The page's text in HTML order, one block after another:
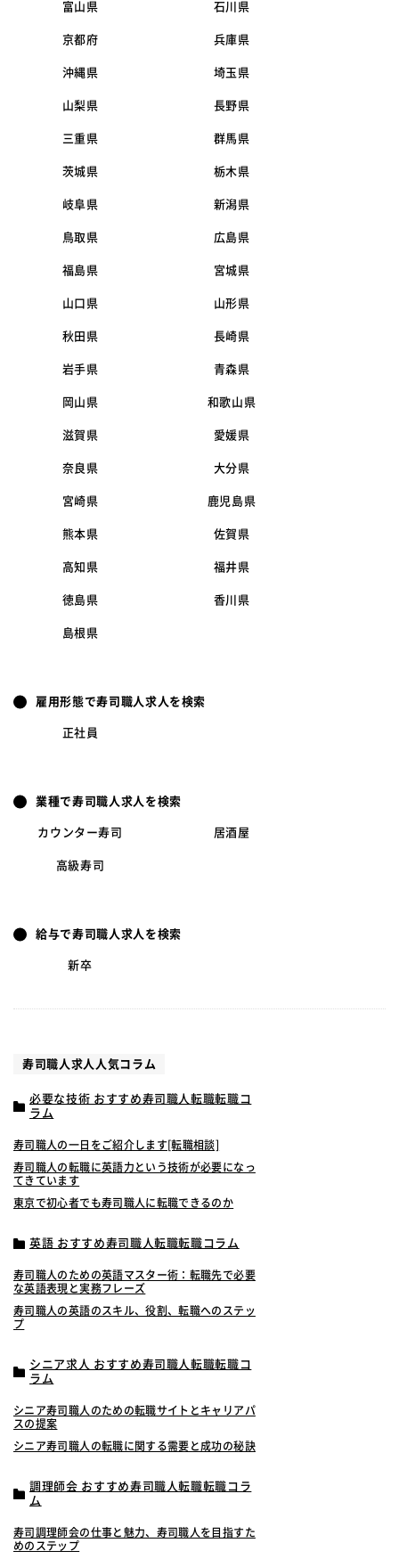
富山県 石川県
京都府 兵庫県
沖縄県 埼玉県
山梨県 長野県
三重県 群馬県
茨城県 栃木県
岐阜県 新潟県
鳥取県 広島県
福島県 宮城県
山口県 山形県
秋田県 長崎県
岩手県 青森県
岡山県 和歌山県
滋賀県 愛媛県
奈良県 大分県
宮崎県 鹿児島県
熊本県 佐賀県
高知県 福井県
徳島県 香川県
島根県
雇用形態で寿司職人求人を検索
正社員
業種で寿司職人求人を検索
カウンター寿司 居酒屋
高級寿司
給与で寿司職人求人を検索
新卒
寿司職人求人人気コラム
必要な技術 おすすめ寿司職人転職転職コ
ラム
寿司職人の一日をご紹介します[転職相談]
寿司職人の転職に英語力という技術が必要になっ
てきています
東京で初心者でも寿司職人に転職できるのか
英語 おすすめ寿司職人転職転職コラム
寿司職人のための英語マスター術：転職先で必要
な英語表現と実務フレーズ
寿司職人の英語のスキル、役割、転職へのステッ
プ
シニア求人 おすすめ寿司職人転職転職コ
ラム
シニア寿司職人のための転職サイトとキャリアパ
スの提案
シニア寿司職人の転職に関する需要と成功の秘訣
調理師会 おすすめ寿司職人転職転職コラ
ム
寿司調理師会の仕事と魅力、寿司職人を目指すた
めのステップ